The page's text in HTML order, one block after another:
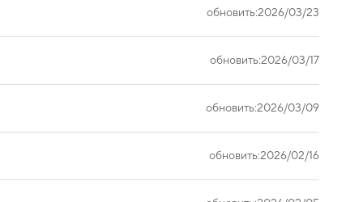
обновить:2026/03/23
обновить:2026/03/17
обновить:2026/03/09
обновить:2026/02/16